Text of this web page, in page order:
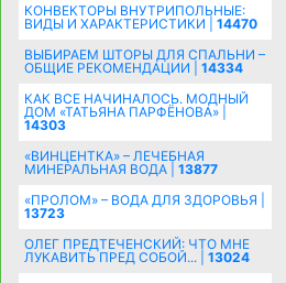
КОНВЕКТОРЫ ВНУТРИПОЛЬНЫЕ:
ВИДЫ И ХАРАКТЕРИСТИКИ | 14470
ВЫБИРАЕМ ШТОРЫ ДЛЯ СПАЛЬНИ –
ОБЩИЕ РЕКОМЕНДАЦИИ | 14334
КАК ВСЕ НАЧИНАЛОСЬ. МОДНЫЙ
ДОМ «ТАТЬЯНА ПАРФЁНОВА» |
14303
«ВИНЦЕНТКА» – ЛЕЧЕБНАЯ
МИНЕРАЛЬНАЯ ВОДА | 13877
«ПРОЛОМ» – ВОДА ДЛЯ ЗДОРОВЬЯ |
13723
ОЛЕГ ПРЕДТЕЧЕНСКИЙ: ЧТО МНЕ
ЛУКАВИТЬ ПРЕД СОБОЙ... | 13024